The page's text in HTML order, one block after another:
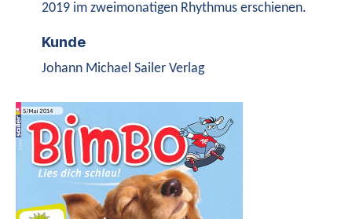
2019 im zweimonatigen Rhythmus erschienen.
Kunde
Johann Michael Sailer Verlag